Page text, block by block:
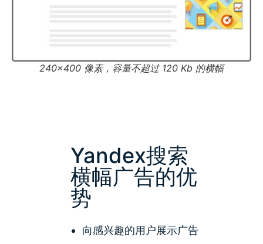
240×400 像素，容量不超过 120 Kb 的横幅
Yandex搜索
横幅广告的优
势
向感兴趣的用户展示广告